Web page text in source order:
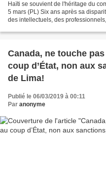
Haïti se souvient de l'héritage du
5 mars (PL) Six ans après sa
des intellectuels, des
Canada, ne touche
coup d’État, non aux
de Lima!
Publié le 06/03/2019 à 00:11
Par anonyme